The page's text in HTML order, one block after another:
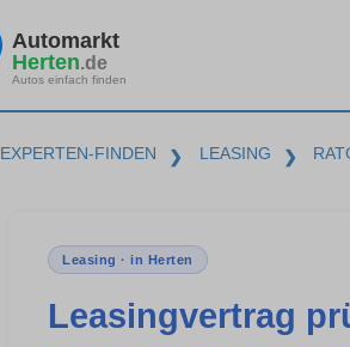
Automarkt
Herten.de
Autos einfach finden
EXPERTEN-FINDEN ❯ LEASING ❯
Leasing · in Herten
Leasingvertrag